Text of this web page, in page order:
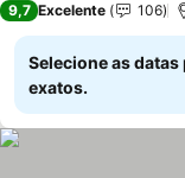
9,7 Excelente 106
Selecione as
exatos.